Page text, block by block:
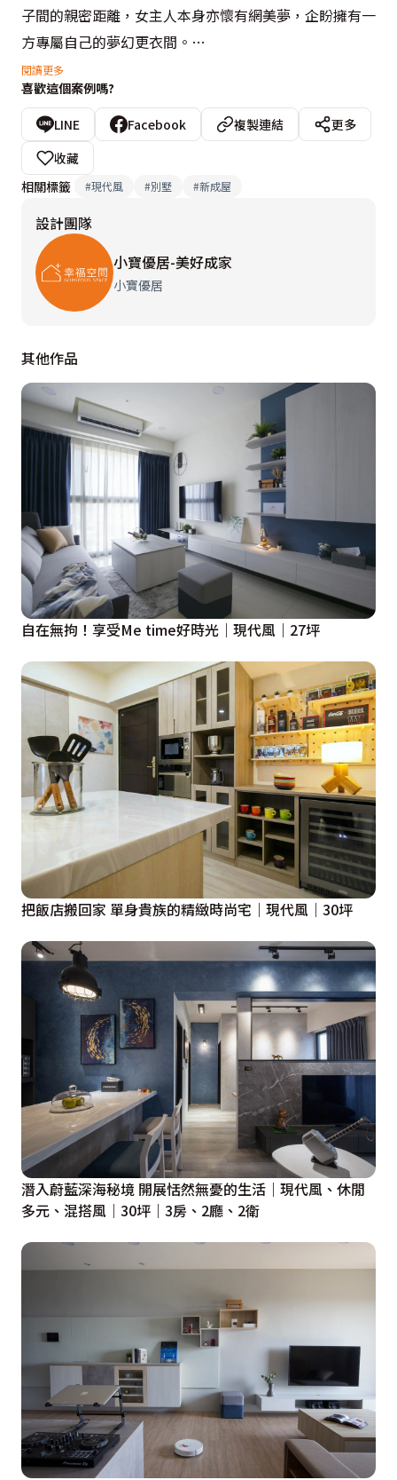
子間的親密距離，女主人本身亦懷有網美夢，企盼擁有一
方專屬自己的夢幻更衣間。
承接本案的規劃師Irene，在全盤審視基地現況後，在開
放式的透天格局中，築起一道半開放式的「穿雲櫃」，化
解開門見灶的風水疑慮，也使空間維持穿透明亮感受，並
妥善運用梯下空間，拓增出充裕收納機能，亦細心依據幼
家跟著孩子一起成長蛻變，同步挹注溫甜奶茶色調，使女
主人的美夢成真。
客廳
空間氛圍，源自規劃師於電視牆佐上特殊塗料，以類清水
模的質地，體現自然不造作的溫樸氣息，同步於沙發背牆
佐飾莫蘭迪湖水綠，頃刻溫柔了客廳表情。針對開放式格
局配置，憑藉「穿雲櫃」化解開門見灶的風水顧慮，也隱
性擴增出藏放空間，張太太隨即笑說：「現在裡面都是看
電視的零食！」
同步嚴選家具款式，以寬厚鬆軟的「沉謐沙發」定調客廳
主視覺，大幅提升倚坐舒適度，依序搭配一張「熟成吐
司」茶几，看似簡巧圓潤的外觀，實則蘊藏充裕的收納機
能，令張先生讚不絕口說道：「當我們一家三口在吃飯
躍升。
細節上，沿窗築起一道臥榻，外出返家時，即能自在輕鬆
的替換鞋履，當午後時分，也能在日光沐浴下，憑窗遠眺
樹梢光景、看看書本或假寐小憩，經由恰到好處的設計規
劃，無形聚攏了融洽家溫，時刻感受生活的優雅慢步調。
餐廳
樓梯下的空間，是透天宅常見的畸零角落，該如何配置才
能分毫不浪費？規劃師即從生活習慣切入，鑑於樓梯正好
介於客廳與餐廚之間，將收納櫃、電器櫃與廚房備品櫃同
步整合，使各種生活雜物隱於無形，全方位完善公領域的
收納機能，連同櫃體位置亦藏有細膩心思，將電器櫃安排
在「愛妻中島」旁邊，宛若隨伺在側的得力助手，使烹調
料理流暢順手。
主臥
溫甜不膩的寢室光景，源自女主人欽點的「微糖奶茶
色」，從床頭到電視牆，溫和包裹起睡眠空間，也與模組
系統電視櫃溫和相融，形成減壓舒適的休息境地，恰如初
秋裡的第一杯奶茶，溫暖疲憊的身心靈，同時仔細搭配
「雙人枕頭床組」，使目前尚年幼的女兒也能與父母同床
共眠，確保安全也能增進親子情感，陪著孩子度過難能可
獨立更衣室
宛若IG網美照中的優美場景頃刻映現，以霧灰粉圍塑粉嫩
不失優雅的調性，憑藉恰如其分的溫潤色度，使空間甜而
有味且雋永耐看，並依據女主人化妝保養的程序，專門打
造一座「夫人的專屬化妝檯」，搭配圓銅鏡提升奢雅氣
閱讀更多
喜歡這個案例嗎?
LINE Facebook 複製連結
更多
收藏
相關標籤
#現代風 #別墅 #新成屋
設計團隊
小寶優居-美好成家
小寶優居
其他作品
自在無拘！享受Me time好時光｜現代風｜27坪
把飯店搬回家 單身貴族的精緻時尚宅｜現代風｜30坪
潛入蔚藍深海秘境 開展恬然無憂的生活｜現代風、休閒
多元、混搭風｜30坪｜3房、2廳、2衛